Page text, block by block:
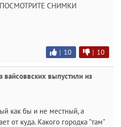
СНИМКИ
| 10 | 10
вайсоввских выпустили из
как бы и не местный, а
от куда. Какого городка "там"